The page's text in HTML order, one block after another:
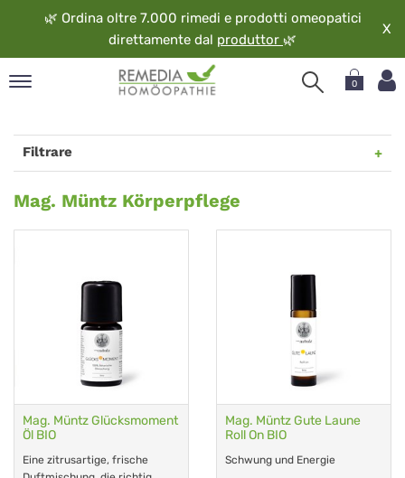
🌿 Ordina oltre 7.000 rimedi e prodotti omeopatici
direttamente dal produttor 🌿
X
0
Filtrare
Mag.
Müntz
Mag. Müntz Körperpflege
Mag. Müntz Glücksmoment
Öl BIO
Eine zitrusartige, frische
Mag. Müntz Gute Laune
Roll On BIO
Schwung und Energie